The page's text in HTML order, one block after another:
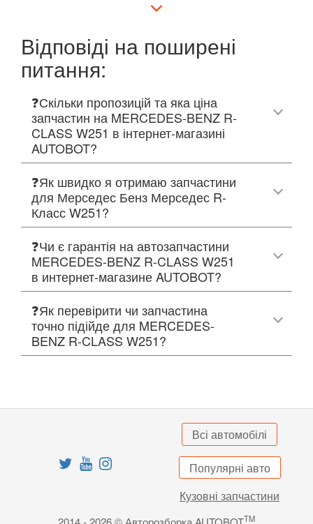
Відповіді на поширені
питання:
❓Скільки пропозицій та яка ціна
запчастин на MERCEDES-BENZ R-
CLASS W251 в інтернет-магазині
AUTOBOT?
❓Як швидко я отримаю запчастини
для Мерседес Бенз Мерседес R-
Класс W251?
❓Чи є гарантія на автозапчастини
MERCEDES-BENZ R-CLASS W251
в интернет-магазине AUTOBOT?
❓Як перевірити чи запчастина
точно підійде для MERCEDES-
BENZ R-CLASS W251?
Всі автомобілі
Популярні авто
Кузовні запчастини
TM